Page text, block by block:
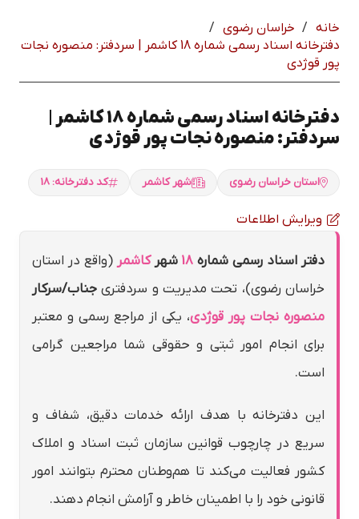
خانه / خراسان رضوي /
دفترخانه اسناد رسمی شماره 18 كاشمر | سردفتر: منصوره نجات
پور قوژدي
دفترخانه اسناد رسمی شماره 18 كاشمر |
سردفتر: منصوره نجات پور قوژدي
استان خراسان رضوي شهر كاشمر کد دفترخانه: 18
ویرایش اطلاعات
دفتر اسناد رسمی شماره 18 شهركاشمر (واقع در استان
خراسان رضوي)، تحت مدیریت و سردفتری جناب/سرکار
منصوره نجات پور قوژدي، یکی از مراجع رسمی و معتبر
برای انجام امور ثبتی و حقوقی شما مراجعین گرامی
است.
این دفترخانه با هدف ارائه خدمات دقیق، شفاف و
سریع در چارچوب قوانین سازمان ثبت اسناد و املاک
کشور فعالیت می‌کند تا هم‌وطنان محترم بتوانند امور
قانونی خود را با اطمینان خاطر و آرامش انجام دهند.